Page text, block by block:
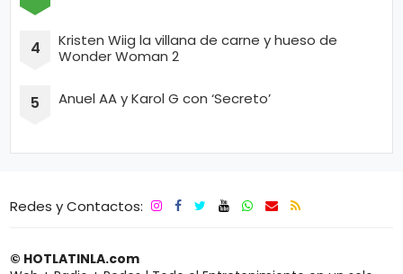
Kristen Wiig la villana de carne y hueso de
Wonder Woman 2
Anuel AA y Karol G con ‘Secreto’
Redes y Contactos:
© HOTLATINLA.com